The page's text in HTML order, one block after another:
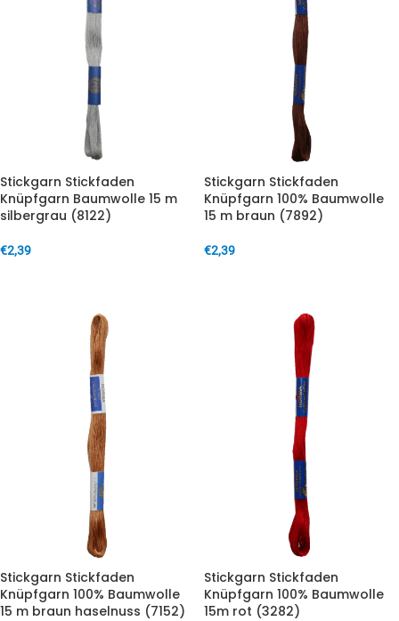
Stickgarn Stickfaden
Knüpfgarn Baumwolle 15 m
silbergrau (8122)
€2,39
Stickgarn Stickfaden
Knüpfgarn 100% Baumwolle
15 m braun (7892)
€2,39
Stickgarn Stickfaden
Knüpfgarn 100% Baumwolle
15 m braun haselnuss (7152)
Stickgarn Stickfaden
Knüpfgarn 100% Baumwolle
15m rot (3282)